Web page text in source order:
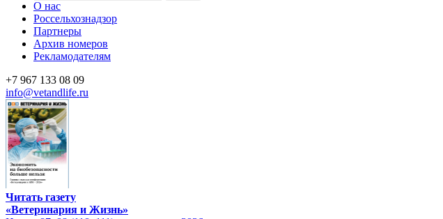
О нас
Россельхознадзор
Партнеры
Архив номеров
Рекламодателям
+7 967 133 08 09
info@vetandlife.ru
Читать газету
«Ветеринария и Жизнь»